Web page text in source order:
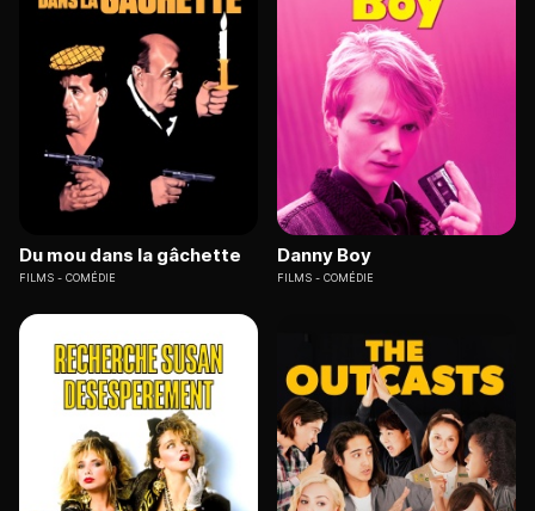
Du mou dans la gâchette
FILMS COMÉDIE
Danny Boy
FILMS COMÉDIE